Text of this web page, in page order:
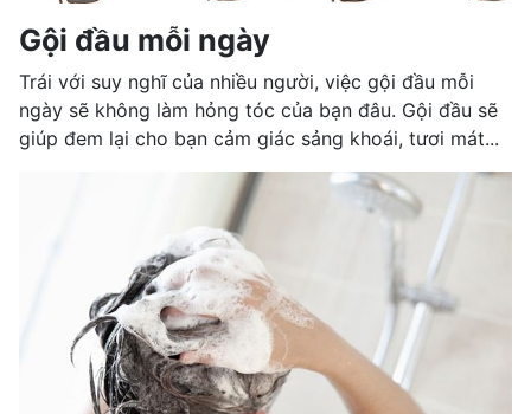
Gội đầu mỗi ngày
Trái với suy nghĩ của nhiều người, việc gội đầu mỗi
ngày sẽ không làm hỏng tóc của bạn đâu. Gội đầu sẽ
giúp đem lại cho bạn cảm giác sảng khoái, tươi mát...